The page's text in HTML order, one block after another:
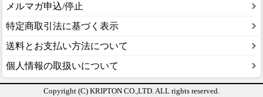
メルマガ申込/停止
特定商取引法に基づく表示
送料とお支払い方法について
個人情報の取扱いについて
Copyright (C) KRIPTON CO.,LTD. ALL rights reserved.